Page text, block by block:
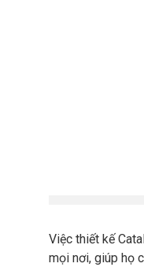
Việc thiết kế
mọi nơi, giúp họ